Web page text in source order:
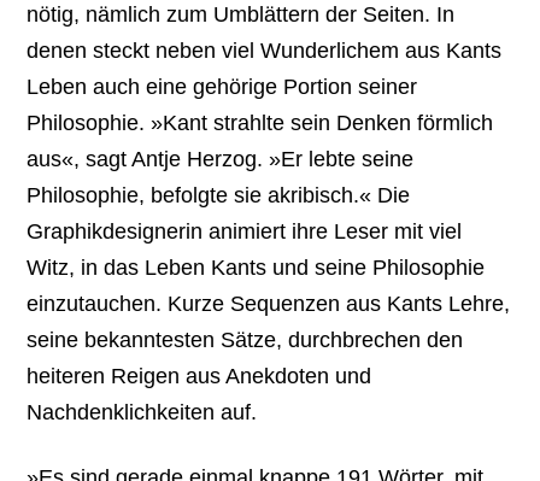
nötig, nämlich zum Umblättern der Seiten. In
denen steckt neben viel Wunderlichem aus Kants
Leben auch eine gehörige Portion seiner
Philosophie. »Kant strahlte sein Denken förmlich
aus«, sagt Antje Herzog. »Er lebte seine
Philosophie, befolgte sie akribisch.« Die
Graphikdesignerin animiert ihre Leser mit viel
Witz, in das Leben Kants und seine Philosophie
einzutauchen. Kurze Sequenzen aus Kants Lehre,
seine bekanntesten Sätze, durchbrechen den
heiteren Reigen aus Anekdoten und
Nachdenklichkeiten auf.